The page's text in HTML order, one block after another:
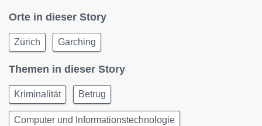
Orte in dieser Story
Zürich Garching
Themen in dieser Story
Kriminalität Betrug
Computer und Informationstechnologie